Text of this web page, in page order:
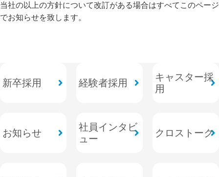
当社の以上の方針について改訂がある場合はすべてこのページ
でお知らせを致します。
新卒採用 経験者採用
キャスター採
用
お知らせ
社員インタビ
ュー
クロストーク